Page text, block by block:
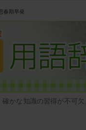
春期早発
かな知識の習得が不可